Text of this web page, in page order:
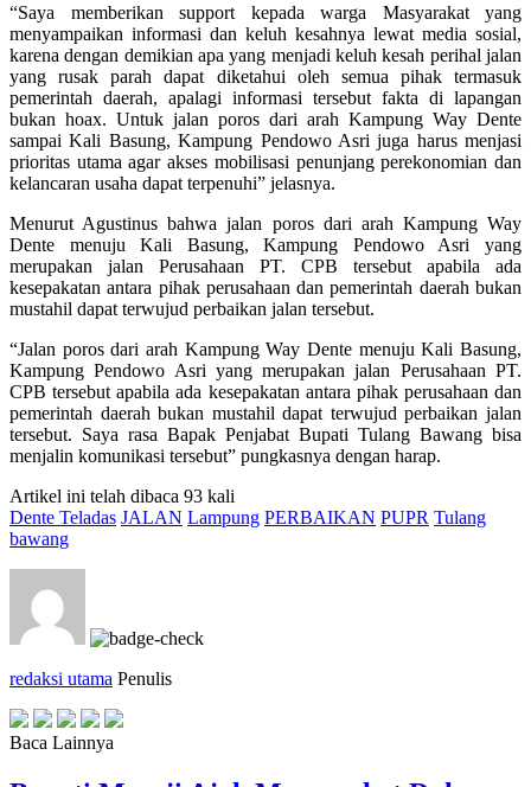
“Saya memberikan support kepada warga Masyarakat yang
menyampaikan informasi dan keluh kesahnya lewat media sosial,
karena dengan demikian apa yang menjadi keluh kesah perihal jalan
yang rusak parah dapat diketahui oleh semua pihak termasuk
pemerintah daerah, apalagi informasi tersebut fakta di lapangan
bukan hoax. Untuk jalan poros dari arah Kampung Way Dente
sampai Kali Basung, Kampung Pendowo Asri juga harus menjasi
prioritas utama agar akses mobilisasi penunjang perekonomian dan
kelancaran usaha dapat terpenuhi” jelasnya.
Menurut Agustinus bahwa jalan poros dari arah Kampung Way
Dente menuju Kali Basung, Kampung Pendowo Asri yang
merupakan jalan Perusahaan PT. CPB tersebut apabila ada
kesepakatan antara pihak perusahaan dan pemerintah daerah bukan
mustahil dapat terwujud perbaikan jalan tersebut.
“Jalan poros dari arah Kampung Way Dente menuju Kali Basung,
Kampung Pendowo Asri yang merupakan jalan Perusahaan PT.
CPB tersebut apabila ada kesepakatan antara pihak perusahaan dan
pemerintah daerah bukan mustahil dapat terwujud perbaikan jalan
tersebut. Saya rasa Bapak Penjabat Bupati Tulang Bawang bisa
menjalin komunikasi tersebut” pungkasnya dengan harap.
Artikel ini telah dibaca 93 kali
Dente Teladas JALAN Lampung PERBAIKAN PUPR Tulang
bawang
redaksi utama Penulis
Baca Lainnya